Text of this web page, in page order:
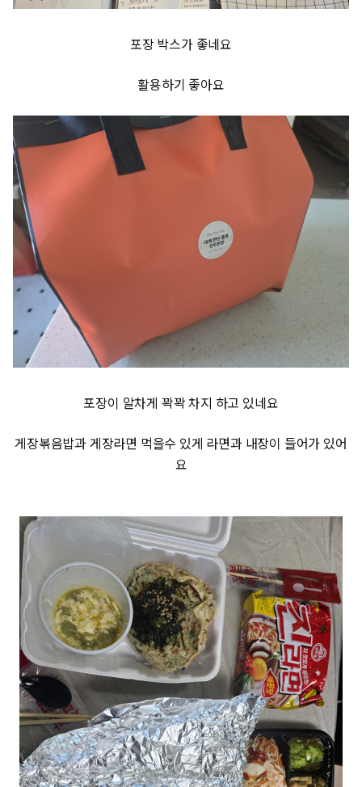
포장 박스가 좋네요
활용하기 좋아요
포장이 알차게 꽉꽉 차지 하고 있네요
게장볶음밥과 게장라면 먹을수 있게 라면과 내장이 들어가 있어
요